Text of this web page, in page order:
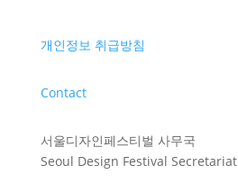
개인정보 취급방침
Contact
서울디자인페스티벌 사무국
Seoul Design Festival Secretariat